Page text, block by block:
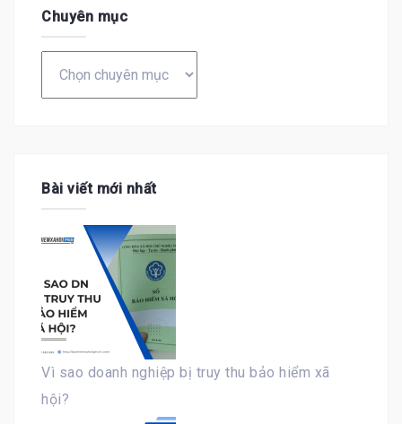
Chuyên mục
Bài viết mới nhất
Vì sao doanh nghiệp bị truy thu bảo hiểm xã
hội?